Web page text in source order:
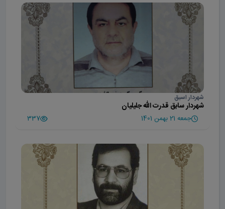
شهردار اسبق
شهردار سابق قدرت الله جلیلیان
جمعه 21 بهمن 1401 337